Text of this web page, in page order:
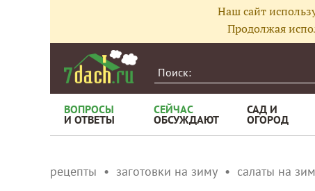
Наш сайт
Продолжая
ВОПРОСЫ
И ОТВЕТЫ
СЕЙЧАС
ОБСУЖДАЮТ
САД И
ОГОРОД
рецепты заготовки на зиму салаты на